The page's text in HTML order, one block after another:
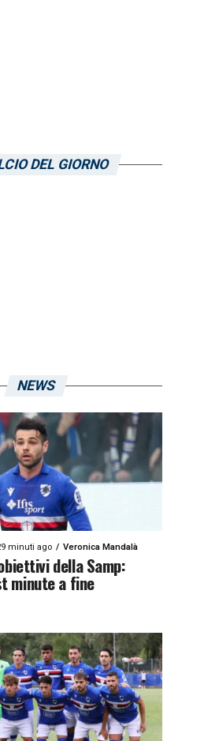
DEL GIORNO
NEWS
minuti ago Veronica Mandalà
della Samp:
minute a fine